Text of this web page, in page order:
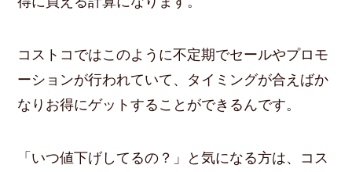
コストコではこのように不定期でセールやプロモ
ーションが行われていて、タイミングが合えばか
なりお得にゲットすることができるんです。
「いつ値下げしてるの？」と気になる方は、コス